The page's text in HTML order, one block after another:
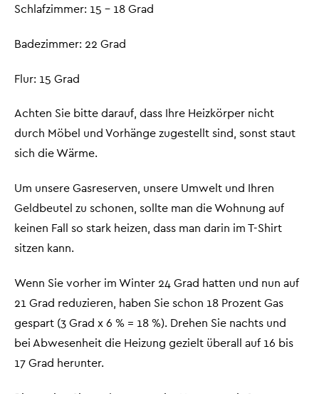
Schlafzimmer: 15 – 18 Grad
Badezimmer: 22 Grad
Flur: 15 Grad
Achten Sie bitte darauf, dass Ihre Heizkörper nicht
durch Möbel und Vorhänge zugestellt sind, sonst staut
sich die Wärme.
Um unsere Gasreserven, unsere Umwelt und Ihren
Geldbeutel zu schonen, sollte man die Wohnung auf
keinen Fall so stark heizen, dass man darin im T-Shirt
sitzen kann.
Wenn Sie vorher im Winter 24 Grad hatten und nun auf
21 Grad reduzieren, haben Sie schon 18 Prozent Gas
gespart (3 Grad x 6 % = 18 %). Drehen Sie nachts und
bei Abwesenheit die Heizung gezielt überall auf 16 bis
17 Grad herunter.